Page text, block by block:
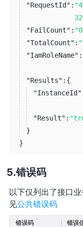
"RequestId":
"FailCount":
"TotalCount":
"IamRoleName":
"Results": {
"Result":
}
}
错误码
以下仅列出了接口
见公共错误码
错误码 错误